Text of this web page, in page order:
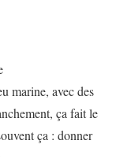
marine, avec des
ça fait le
ça : donner